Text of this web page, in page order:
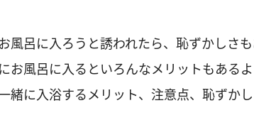
風呂に入ろうと誘われたら、恥ずかしさも
お風呂に入るといろんなメリットもある
緒に入浴するメリット、注意点、恥ずか